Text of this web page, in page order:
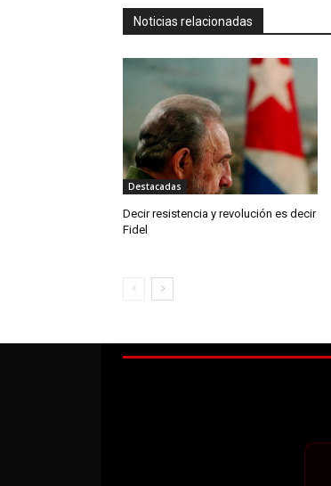
Noticias relacionadas
Destacadas
Decir resistencia y revolución es decir
Fidel